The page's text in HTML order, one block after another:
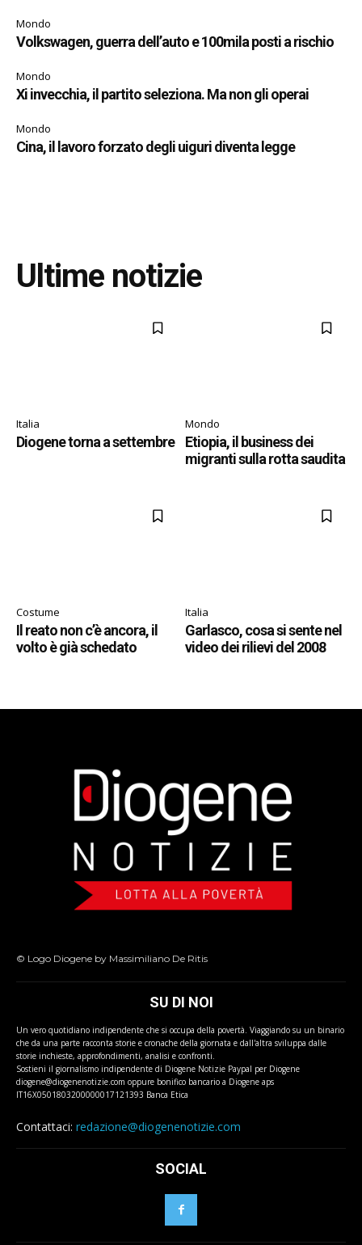
Mondo
Volkswagen, guerra dell’auto e 100mila posti a rischio
Mondo
Xi invecchia, il partito seleziona. Ma non gli operai
Mondo
Cina, il lavoro forzato degli uiguri diventa legge
Ultime notizie
Italia
Diogene torna a settembre
Mondo
Etiopia, il business dei
migranti sulla rotta saudita
Costume
Il reato non c’è ancora, il
volto è già schedato
Italia
Garlasco, cosa si sente nel
video dei rilievi del 2008
© Logo Diogene by Massimiliano De Ritis
SU DI NOI
Un vero quotidiano indipendente che si occupa della povertà. Viaggiando su un binario
che da una parte racconta storie e cronache della giornata e dall'altra sviluppa dalle
storie inchieste, approfondimenti, analisi e confronti.
Sostieni il giornalismo indipendente di Diogene Notizie Paypal per Diogene
diogene@diogenenotizie.com oppure bonifico bancario a Diogene aps
IT16X0501803200000017121393 Banca Etica
Contattaci: redazione@diogenenotizie.com
SOCIAL